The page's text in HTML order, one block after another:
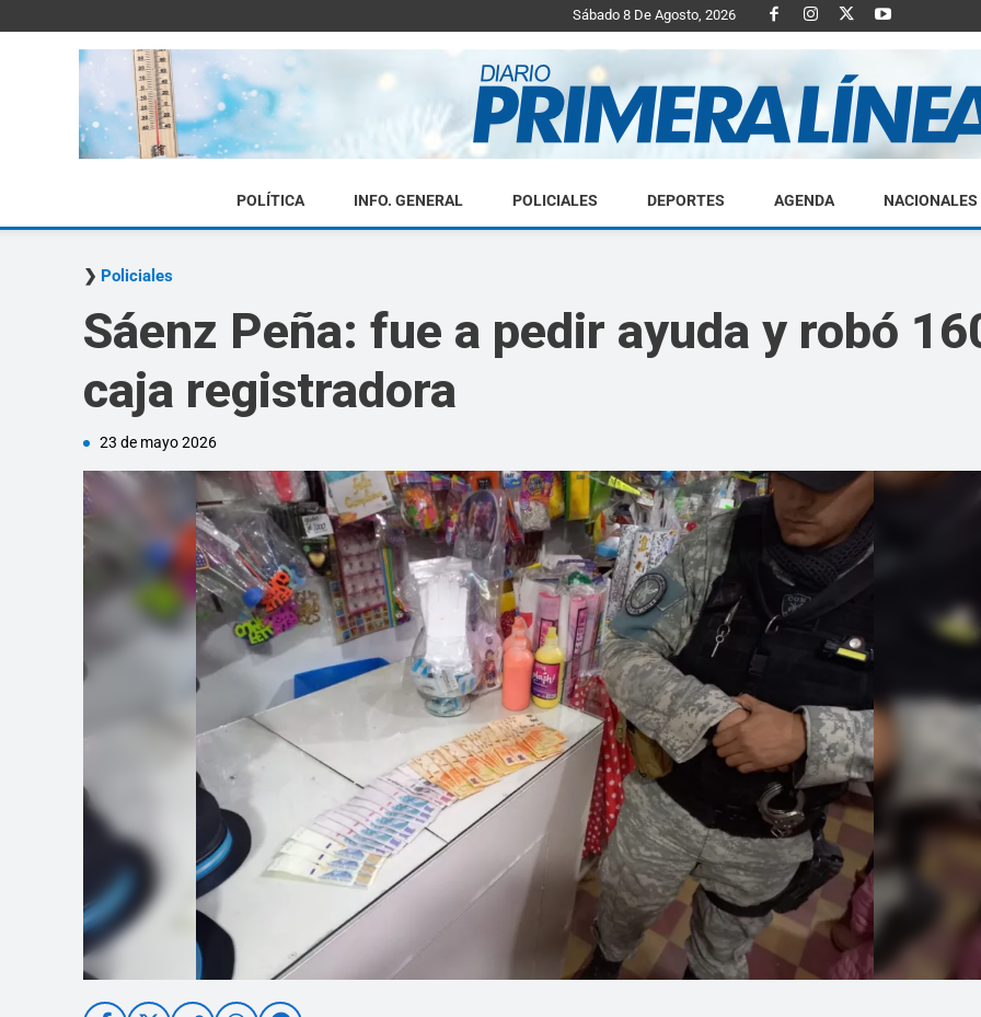
Sábado 8 De Agosto, 2026
Diario
Linea
POLÍTICA INFO. GENERAL POLICIALES DEPORTES AGENDA NACIONALES
Policiales
Sáenz Peña: fue a pedir ayuda y robó
caja registradora
23 de mayo 2026